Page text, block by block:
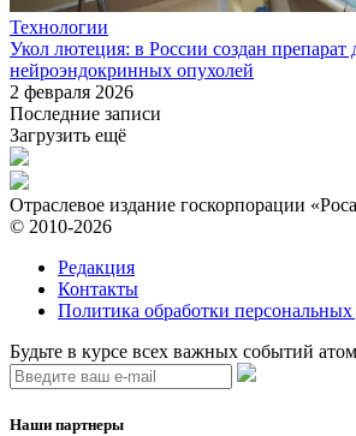
Технологии
Укол лютеция: в России создан препарат
нейроэндокринных опухолей
2 февраля 2026
Последние записи
Загрузить ещё
Отраслевое издание госкорпорации
© 2010-2026
Редакция
Контакты
Политика обработки
Будьте в курсе всех важных событий
Наши партнеры